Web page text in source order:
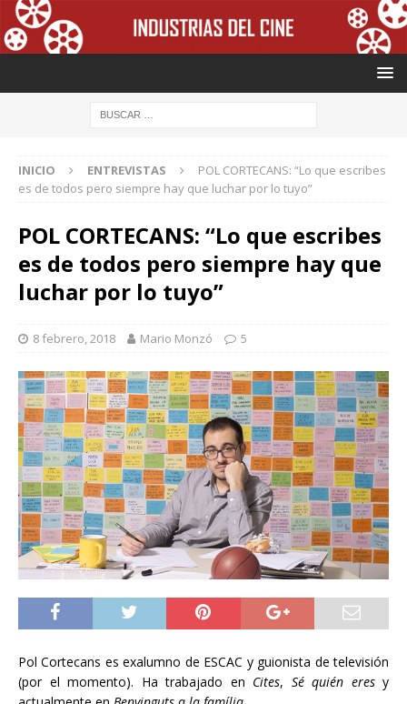
INICIO ENTREVISTAS
POL CORTECANS: “Lo que escribes
es de todos pero siempre hay que luchar por lo tuyo”
POL CORTECANS: “Lo que escribes
es de todos pero siempre hay que
luchar por lo tuyo”
8 febrero, 2018 Mario Monzó 5
Pol Cortecans es exalumno de ESCAC y guionista de televisión
(por el momento). Ha trabajado en Cites, Sé quién eresy